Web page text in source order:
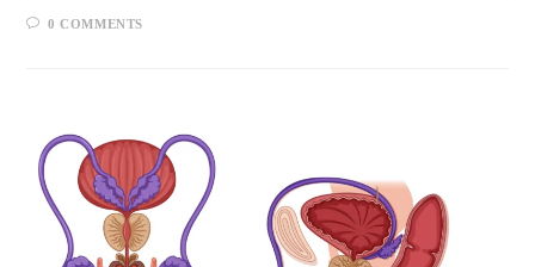
0 COMMENTS